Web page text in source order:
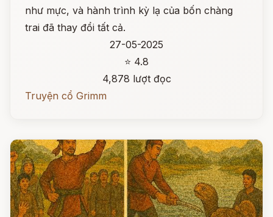
như mực, và hành trình kỳ lạ của bốn chàng
trai đã thay đổi tất cả.
27-05-2025
⭐ 4.8
4,878 lượt đọc
Truyện cổ Grimm